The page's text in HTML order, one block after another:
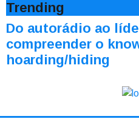
Trending
Do autorádio ao
compreender o
hoarding/hiding